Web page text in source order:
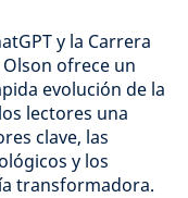
y la Carrera
ofrece un
evolución de la
lectores una
clave, las
y los
transformadora.